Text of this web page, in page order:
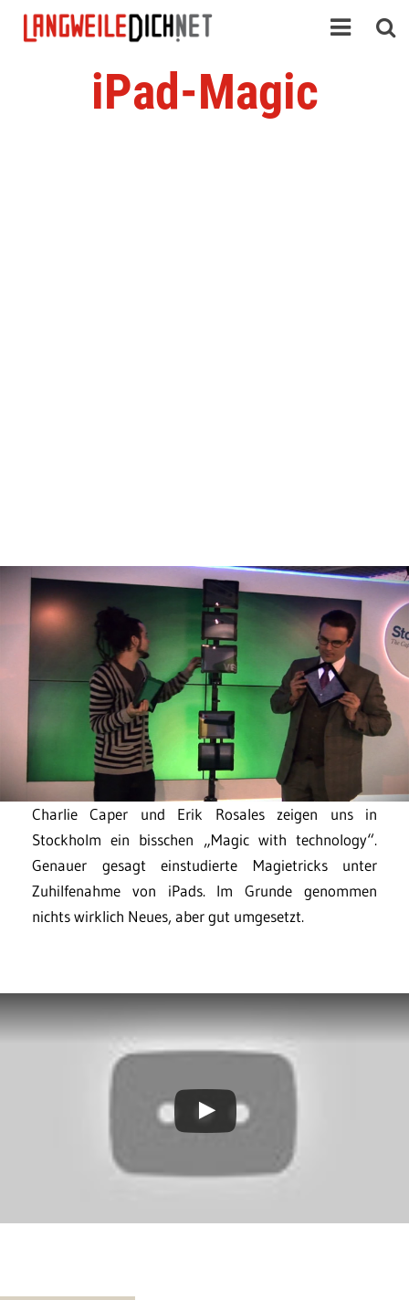
iPad-Magic
Charlie Caper und Erik Rosales zeigen uns in
Stockholm ein bisschen „Magic with technology“.
Genauer gesagt einstudierte Magietricks unter
Zuhilfenahme von iPads. Im Grunde genommen
nichts wirklich Neues, aber gut umgesetzt.